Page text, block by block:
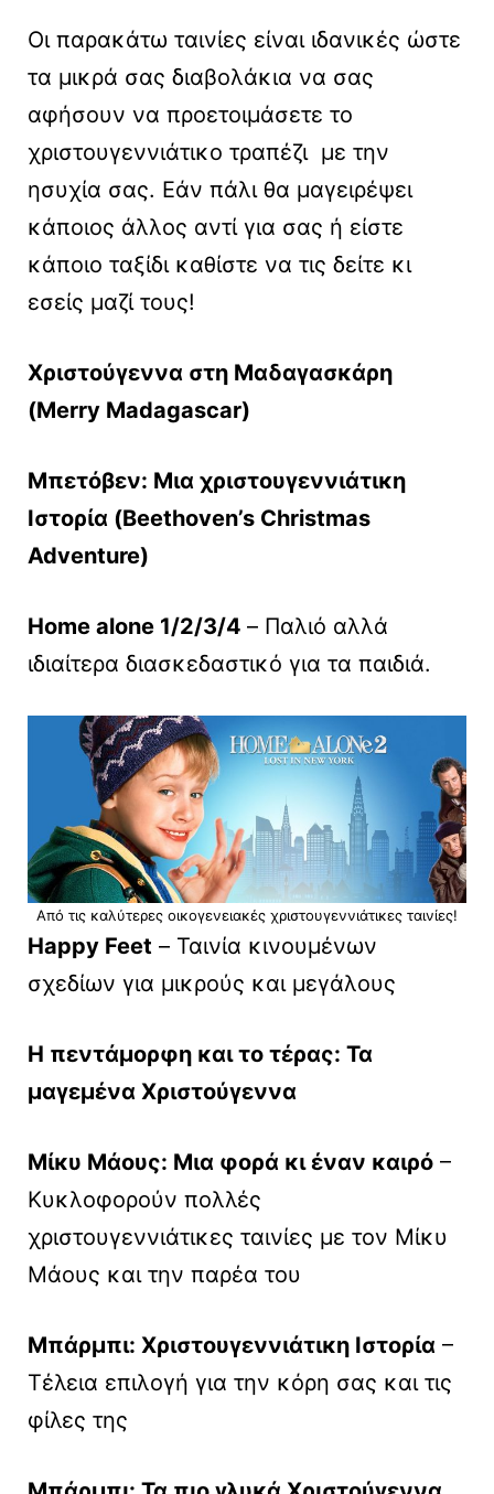
Οι παρακάτω ταινίες είναι ιδανικές ώστε
τα μικρά σας διαβολάκια να σας
αφήσουν να προετοιμάσετε το
χριστουγεννιάτικο τραπέζι με την
ησυχία σας. Εάν πάλι θα μαγειρέψει
κάποιος άλλος αντί για σας ή είστε
κάποιο ταξίδι καθίστε να τις δείτε κι
εσείς μαζί τους!
Χριστούγεννα στη Μαδαγασκάρη
(Merry Madagascar)
Μπετόβεν: Μια χριστουγεννιάτικη
Ιστορία (Beethoven’s Christmas
Adventure)
Home alone 1/2/3/4 – Παλιό αλλά
ιδιαίτερα διασκεδαστικό για τα παιδιά.
Από τις καλύτερες οικογενειακές χριστουγεννιάτικες ταινίες!
Happy Feet – Ταινία κινουμένων
σχεδίων για μικρούς και μεγάλους
Η πεντάμορφη και το τέρας: Τα
μαγεμένα Χριστούγεννα
Μίκυ Μάους: Μια φορά κι έναν καιρό –
Κυκλοφορούν πολλές
χριστουγεννιάτικες ταινίες με τον Μίκυ
Μάους και την παρέα του
Μπάρμπι: Χριστουγεννιάτικη Ιστορία –
Τέλεια επιλογή για την κόρη σας και τις
φίλες της